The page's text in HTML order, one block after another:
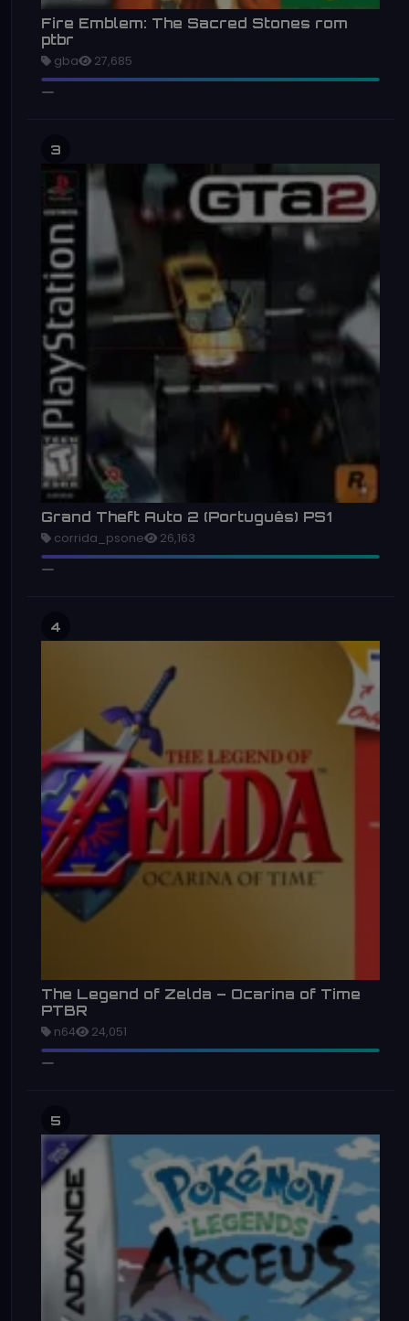
Fire Emblem: The Sacred Stones rom
ptbr
gba 27,685
3
Grand Theft Auto 2 (Português) PS1
corrida_psone 26,163
4
The Legend of Zelda – Ocarina of Time
PTBR
n64 24,051
5